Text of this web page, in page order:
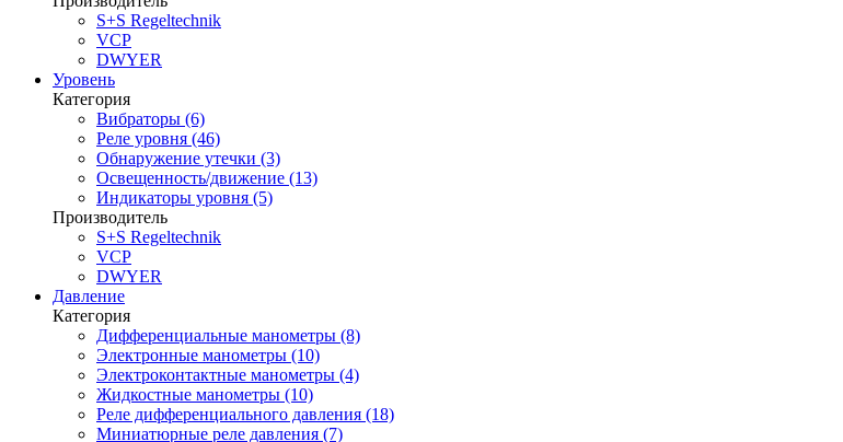
S+S Regeltechnik
VCP
DWYER
Уровень
Категория
Вибраторы (6)
Реле уровня (46)
Обнаружение утечки (3)
Освещенность/движение (13)
Индикаторы уровня (5)
Производитель
S+S Regeltechnik
VCP
DWYER
Давление
Категория
Дифференциальные манометры (8)
Электронные манометры (10)
Электроконтактные манометры (4)
Жидкостные манометры (10)
Реле дифференциального давления (18)
Миниатюрные реле давления (7)